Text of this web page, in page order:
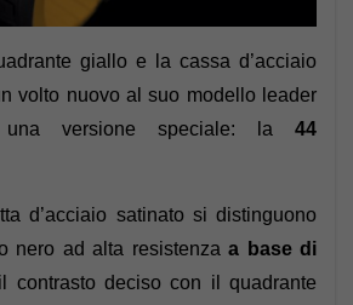
giallo e la cassa d’acciaio
volto nuovo al suo modello leader
versione speciale: la 44
d’acciaio satinato si distinguono
nero ad alta resistenzaa base di
contrasto deciso con il quadrante